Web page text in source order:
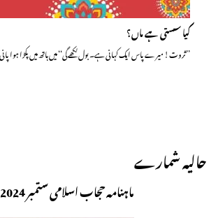
کیا سستی ہے ماں؟
’’ثروت! میرے پاس ایک کہانی ہے۔ بول لکھے گی‘‘ میں ہاتھ میں پکڑا ہوا
حالیہ شمارے
ماہنامہ حجاب اسلامی ستمبر 2024